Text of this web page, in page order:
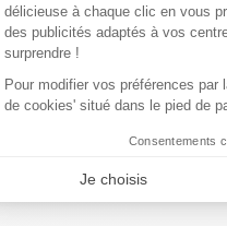
?
de la marque MAJESTIC,
pas capable de
délicieuse à chaque clic en vous
des publicités adaptés à vos
surprendre !
Pour modifier vos préférences
de cookies' situé dans le pied de
Consentements
Je choisis